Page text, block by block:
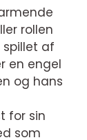
rollen
af
en engel
og hans
for sin
som